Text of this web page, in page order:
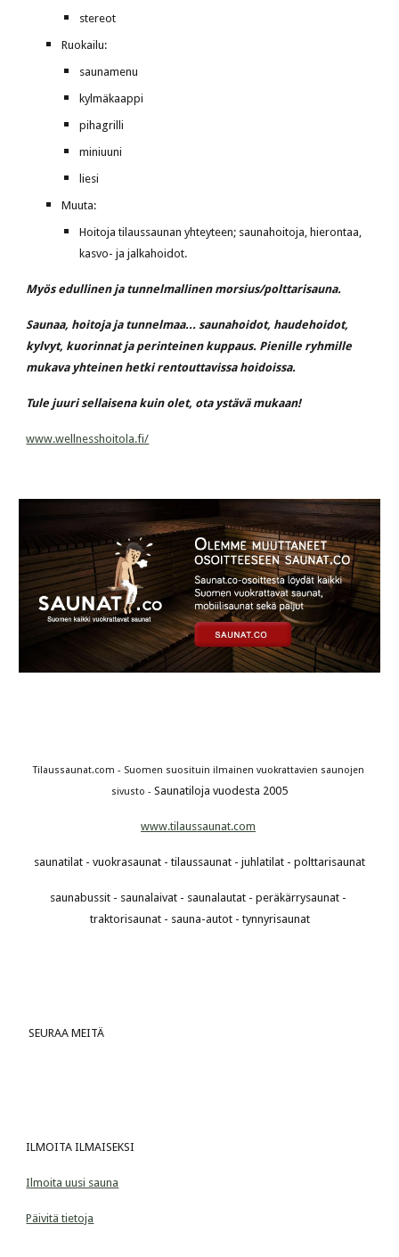
stereot
Ruokailu:
saunamenu
kylmäkaappi
pihagrilli
miniuuni
liesi
Muuta:
Hoitoja tilaussaunan yhteyteen; saunahoitoja, hierontaa,
kasvo- ja jalkahoidot.
Myös edullinen ja tunnelmallinen morsius/polttarisauna.
Saunaa, hoitoja ja tunnelmaa... saunahoidot, haudehoidot,
kylvyt, kuorinnat ja perinteinen kuppaus. Pienille ryhmille
mukava yhteinen hetki rentouttavissa hoidoissa.
Tule juuri sellaisena kuin olet, ota ystävä mukaan!
www.wellnesshoitola.fi/
Tilaussaunat.com - Suomen suosituin ilmainen vuokrattavien saunojen
sivusto - Saunatiloja vuodesta 2005
www.tilaussaunat.com
saunatilat - vuokrasaunat - tilaussaunat - juhlatilat - polttarisaunat
saunabussit - saunalaivat - saunalautat - peräkärrysaunat -
traktorisaunat - sauna-autot - tynnyrisaunat
SEURAA MEITÄ
ILMOITA ILMAISEKSI
Ilmoita uusi sauna
Päivitä tietoja